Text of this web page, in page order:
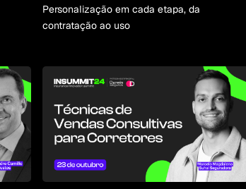
Personalização em cada etapa, da
contratação ao uso